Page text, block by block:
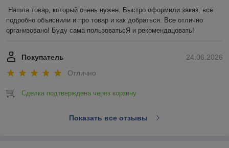
Нашла товар, который очень нужен. Быстро оформили заказ, всё
подробно объяснили и про товар и как добраться. Все отлично
организовано! Буду сама пользоватьсЯ и рекомендацовать!
24.06.2026
Покупатель
Отлично
Сделка подтверждена через корзину
Показать все отзывы